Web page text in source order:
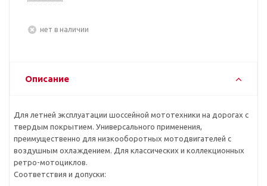
Нет в наличии
Описание
Для летней эксплуатации шоссейной мототехники на дорогах с
твердым покрытием. Универсального применения,
преимущественно для низкооборотных мотодвигателей с
воздушным охлаждением. Для классических и коллекционных
ретро-мотоциклов.
Соответствия и допуски: